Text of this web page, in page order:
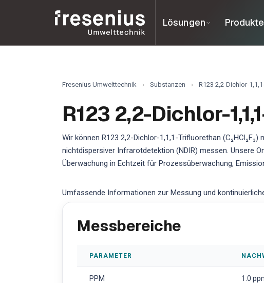
Lösungen Produkte
Fresenius Umwelttechnik › Substanzen › R123 2,2-Dichlor-
R123 2,2-Dichlor-
Wir können R123 2,2-Dichlor-1,1,1-Trifluorethan
nichtdispersiver Infrarotdetektion (NDIR) messen. Unsere
Überwachung in Echtzeit für Prozessüberwachung,
Umfassende Informationen zur Messung und
Messbereiche
PARAMETER
PPM 1.0